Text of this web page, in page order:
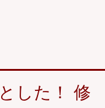
した！ 修